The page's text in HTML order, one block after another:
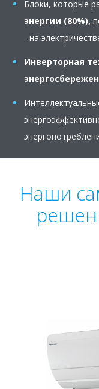
Блоки, которые
энергии (80%),
- на
Инверторная
Наши